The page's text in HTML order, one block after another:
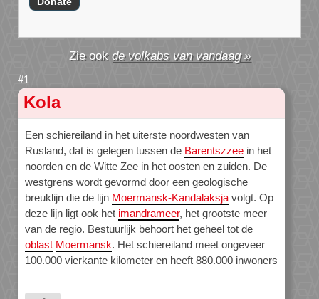
de volkabs van vandaag »
Kola
Een schiereiland in het uiterste noordwesten van
Rusland, dat is gelegen tussen de Barentszzee in het
noorden en de Witte Zee in het oosten en zuiden. De
westgrens wordt gevormd door een geologische
breuklijn die de lijn Moermansk-Kandalaksja volgt. Op
deze lijn ligt ook het imandrameer, het grootste meer
van de regio. Bestuurlijk behoort het geheel tot de
oblast Moermansk. Het schiereiland meet ongeveer
100.000 vierkante kilometer en heeft 880.000 inwoners